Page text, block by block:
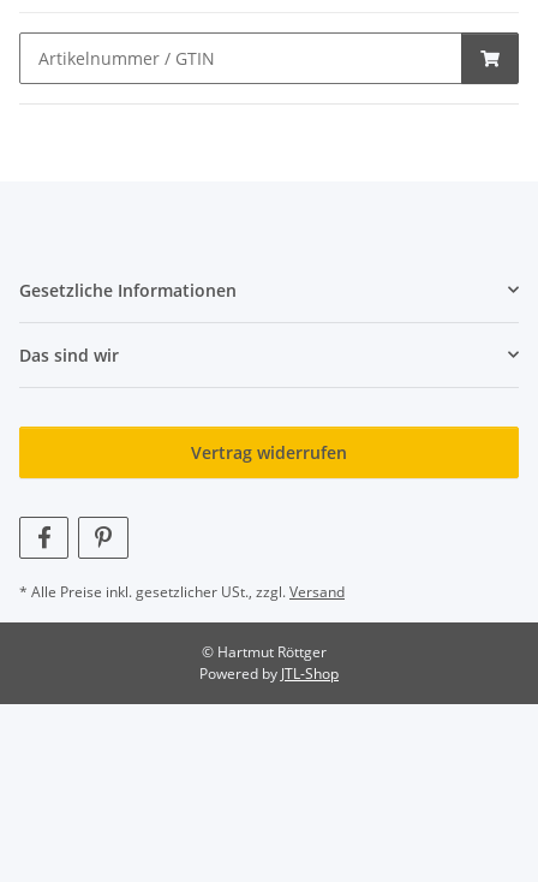
Gesetzliche Informationen
Das sind wir
Vertrag widerrufen
* Alle Preise inkl. gesetzlicher USt., zzgl.Versand
© Hartmut Röttger
Powered by JTL-Shop